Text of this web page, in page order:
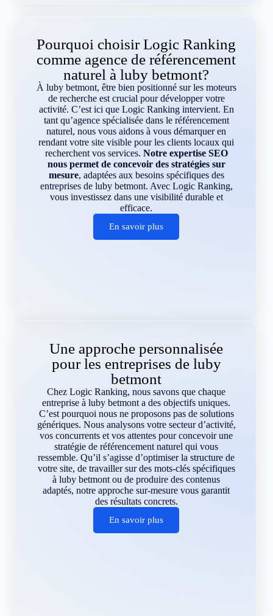
Pourquoi choisir Logic Ranking
comme agence de référencement
naturel à luby betmont?
À luby betmont, être bien positionné sur les moteurs
de recherche est crucial pour développer votre
activité. C’est ici que Logic Ranking intervient. En
tant qu’agence spécialisée dans le référencement
naturel, nous vous aidons à vous démarquer en
rendant votre site visible pour les clients locaux qui
recherchent vos services. Notre expertise SEO
nous permet de concevoir des stratégies sur
mesure, adaptées aux besoins spécifiques des
entreprises de luby betmont. Avec Logic Ranking,
vous investissez dans une visibilité durable et
efficace.
En savoir plus
Une approche personnalisée
pour les entreprises de luby
betmont
Chez Logic Ranking, nous savons que chaque
entreprise à luby betmont a des objectifs uniques.
C’est pourquoi nous ne proposons pas de solutions
génériques. Nous analysons votre secteur d’activité,
vos concurrents et vos attentes pour concevoir une
stratégie de référencement naturel qui vous
ressemble. Qu’il s’agisse d’optimiser la structure de
votre site, de travailler sur des mots-clés spécifiques
à luby betmont ou de produire des contenus
adaptés, notre approche sur-mesure vous garantit
des résultats concrets.
En savoir plus